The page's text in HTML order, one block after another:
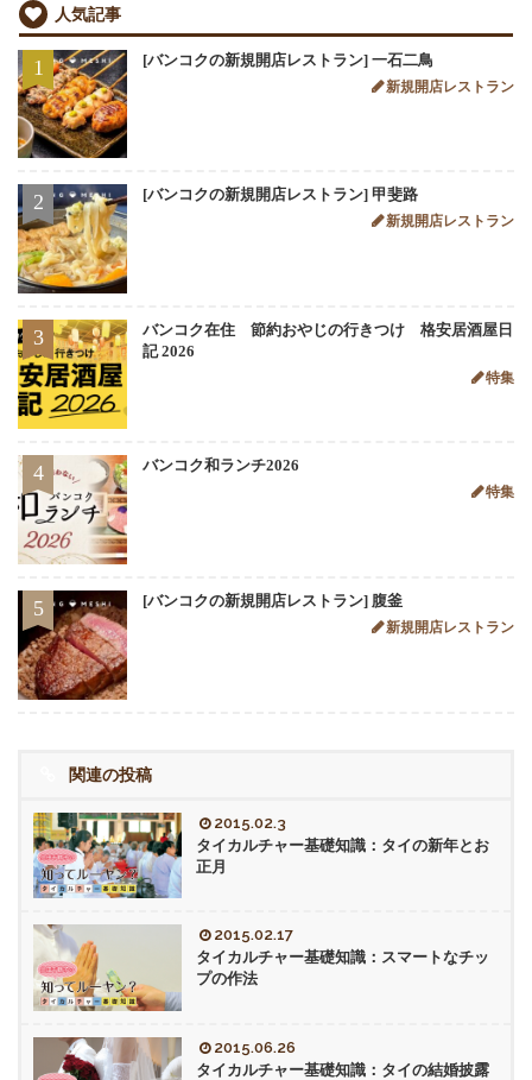
人気記事
1 [バンコクの新規開店レストラン] 一石二鳥
新規開店レストラン
2 [バンコクの新規開店レストラン] 甲斐路
新規開店レストラン
3
バンコク在住 節約おやじの行きつけ 格安居酒屋日
記 2026
特集
4 バンコク和ランチ2026
特集
5 [バンコクの新規開店レストラン] 腹釜
新規開店レストラン
関連の投稿
2015.02.3
タイカルチャー基礎知識：タイの新年とお
正月
2015.02.17
タイカルチャー基礎知識：スマートなチッ
プの作法
2015.06.26
タイカルチャー基礎知識：タイの結婚披露